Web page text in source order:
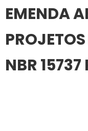
EMENDA
NBR 15737